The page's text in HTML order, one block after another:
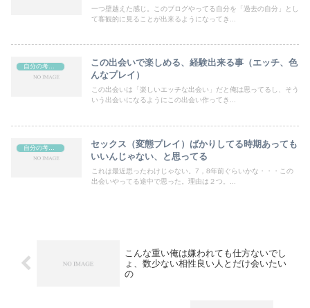
一つ壁越えた感じ。このブログやってる自分を「過去の自分」とし
て客観的に見ることが出来るようになってき...
この出会いで楽しめる、経験出来る事（エッチ、色
んなプレイ）
この出会いは「楽しいエッチな出会い」だと俺は思ってるし、そう
いう出会いになるようにこの出会い作ってき...
セックス（変態プレイ）ばかりしてる時期あっても
いいんじゃない、と思ってる
これは最近思ったわけじゃない。7，8年前ぐらいかな・・・この
出会いやってる途中で思った。理由は２つ。...
こんな重い俺は嫌われても仕方ないでし
ょ、数少ない相性良い人とだけ会いたい
の